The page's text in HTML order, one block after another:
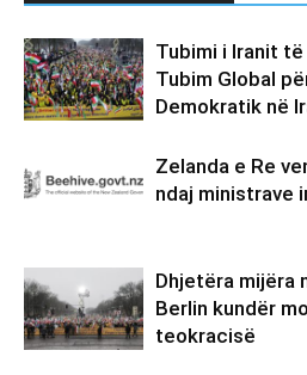
Tubimi i Iranit
Tubim Global
Demokratik në
Zelanda e Re
ndaj ministrave
Dhjetëra mijëra
Berlin kundër
teokracisë